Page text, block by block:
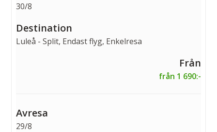
30/8
Luleå - Split, Endast flyg, Enkelresa
från 1 690:-
29/8